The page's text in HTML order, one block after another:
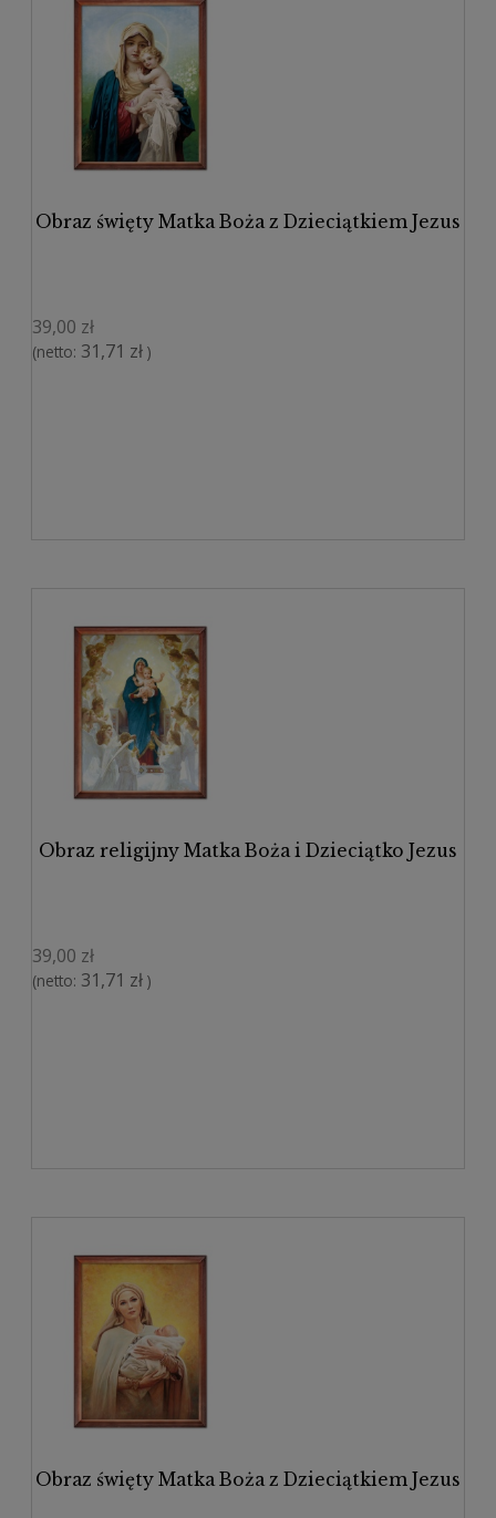
Obraz święty Matka Boża z Dzieciątkiem Jezus
39,00 zł
(netto: 31,71 zł )
Obraz religijny Matka Boża i Dzieciątko Jezus
39,00 zł
(netto: 31,71 zł )
Obraz święty Matka Boża z Dzieciątkiem Jezus